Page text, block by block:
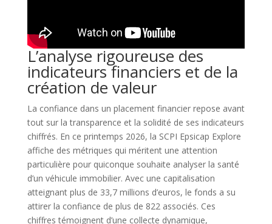
L’analyse rigoureuse des
indicateurs financiers et de la
création de valeur
La confiance dans un placement financier repose avant
tout sur la transparence et la solidité de ses indicateurs
chiffrés. En ce printemps 2026, la SCPI Epsicap Explore
affiche des métriques qui méritent une attention
particulière pour quiconque souhaite analyser la santé
d’un véhicule immobilier. Avec une capitalisation
atteignant plus de 33,7 millions d’euros, le fonds a su
attirer la confiance de plus de 822 associés. Ces
chiffres témoignent d’une collecte dynamique,